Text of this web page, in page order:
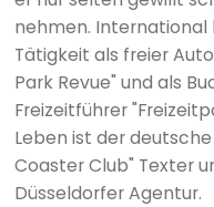
nehmen.
Tätigkeit als freier
Park Revue" und als
Freizeitführer
Leben ist der
Coaster Club" Texter
Düsseldorfer Agentur.